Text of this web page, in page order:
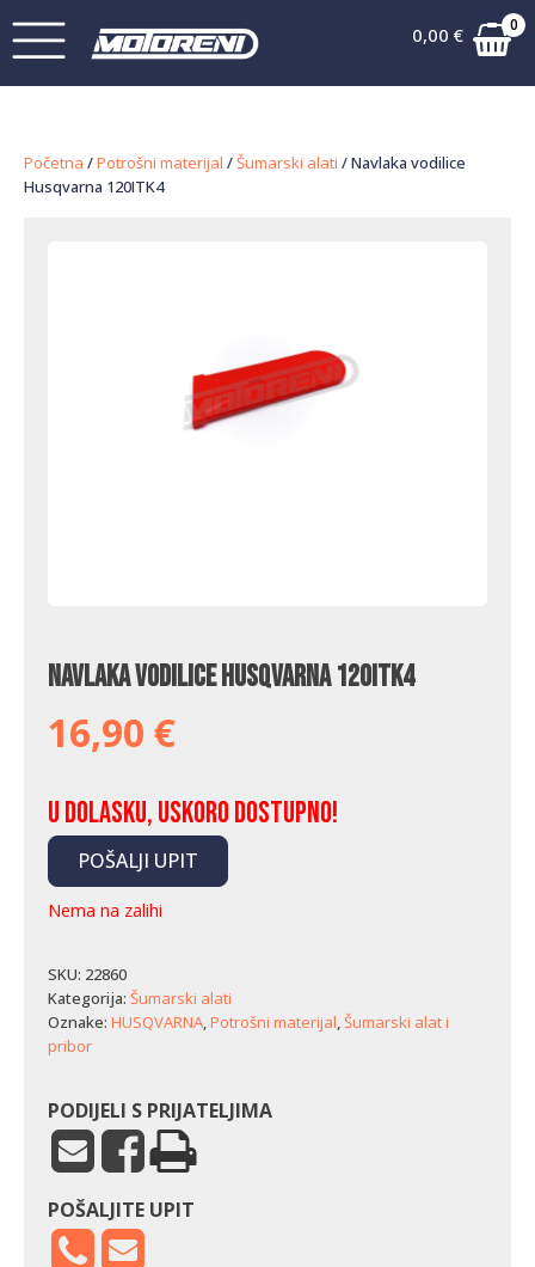
0,00 € 0
Početna /Potrošni materijal /Šumarski alati / Navlaka vodilice
Husqvarna 120ITK4
Navlaka vodilice Husqvarna 120ITK4
16,90 €
U dolasku, uskoro dostupno!
POŠALJI UPIT
Nema na zalihi
SKU: 22860
Kategorija: Šumarski alati
Oznake: HUSQVARNA,Potrošni materijal,Šumarski alat i
pribor
PODIJELI S PRIJATELJIMA
POŠALJITE UPIT